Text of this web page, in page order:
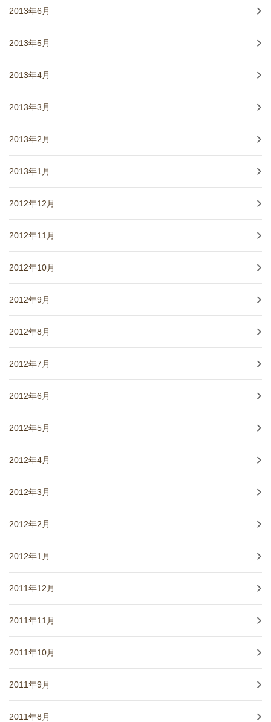
2013年6月
2013年5月
2013年4月
2013年3月
2013年2月
2013年1月
2012年12月
2012年11月
2012年10月
2012年9月
2012年8月
2012年7月
2012年6月
2012年5月
2012年4月
2012年3月
2012年2月
2012年1月
2011年12月
2011年11月
2011年10月
2011年9月
2011年8月